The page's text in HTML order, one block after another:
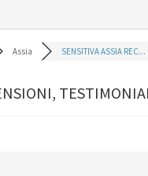
Assia SENSITIVA ASSIA REC...